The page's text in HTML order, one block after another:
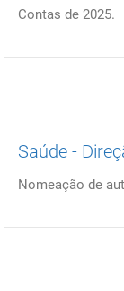
Contas de 2025.
Saúde -
Nomeação de